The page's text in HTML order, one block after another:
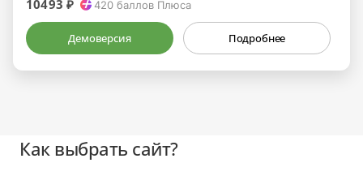
10493 ₽ 420 баллов Плюса
Демоверсия Подробнее
Как выбрать сайт?